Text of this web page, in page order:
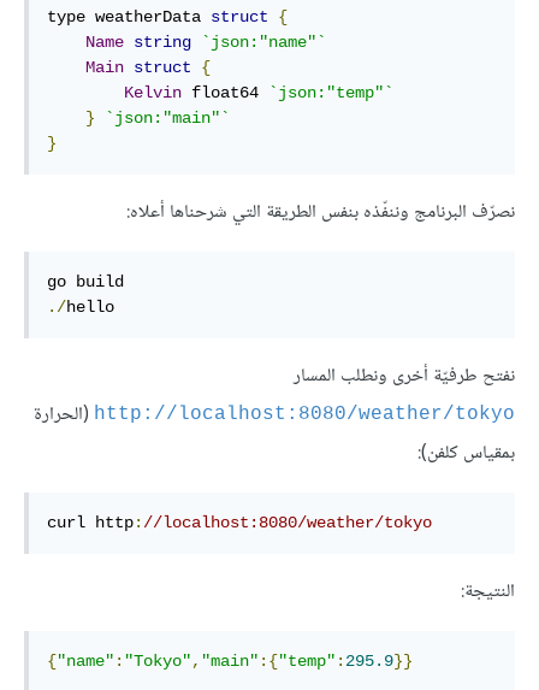
type weatherData struct
{
Name string
`json:"name"`
Main struct
{
Kelvin float64
`json:"temp"`
}
`json:"main"`
}
نصرّف البرنامج وننفّذه بنفس الطريقة التي شرحناها أعلاه:
go
./hello
نفتح طرفيّة أخرى ونطلب المسار
http://localhost:8080/weather/tokyo (الحرارة
بمقياس كلفن):
curl http: //localhost:8080/weather/tokyo
النتيجة:
{"name" : "Tokyo", "main" : {"temp" : 295.9}}